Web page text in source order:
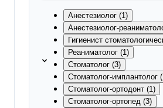
Анестезиолог (1)
Анестезиолог-
Гигиенист
Реаниматолог (1)
Стоматолог (3)
Стоматолог-имплантолог
Стоматолог-ортодонт (1)
Стоматолог-ортопед (3)